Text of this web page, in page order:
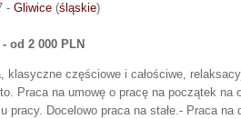
- Gliwice (śląskie)
- od 2 000 PLN
klasyczne częściowe i całościwe,
Praca na umowę o pracę na początek
pracy. Docelowo praca na stałe.- Praca